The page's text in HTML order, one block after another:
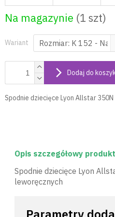
Na magazynie (1 szt)
Wariant
Dodaj do
Spodnie dziecięce Lyon Allstar
Opis szczegółowy
Spodnie dziecięce Lyon
leworęcznych